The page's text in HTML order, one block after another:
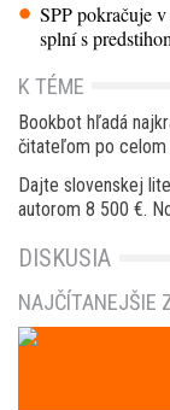
SPP pokračuje
splní s
K TÉME
Bookbot hľadá
čitateľom po celom
Dajte slovenskej
autorom 8 500 €.
DISKUSIA
NAJČÍTANEJŠIE